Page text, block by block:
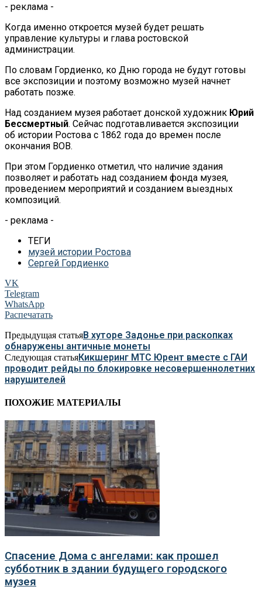
- реклама -
Когда именно откроется музей будет решать
управление культуры и глава ростовской
администрации.
По словам Гордиенко, ко Дню города не будут готовы
все экспозиции и поэтому возможно музей начнет
работать позже.
Над созданием музея работает донской художник Юрий
Бессмертный. Сейчас подготавливается экспозиции
об истории Ростова с 1862 года до времен после
окончания ВОВ.
При этом Гордиенко отметил, что наличие здания
позволяет и работать над созданием фонда музея,
проведением мероприятий и созданием выездных
композиций.
- реклама -
ТЕГИ
музей истории Ростова
Сергей Гордиенко
VK
Telegram
WhatsApp
Распечатать
Предыдущая статьяВ хуторе Задонье при раскопках
обнаружены античные монеты
Следующая статьяКикшеринг МТС Юрент вместе с ГАИ
проводит рейды по блокировке несовершеннолетних
нарушителей
ПОХОЖИЕ МАТЕРИАЛЫ
Спасение Дома с ангелами: как прошел
субботник в здании будущего городского
музея